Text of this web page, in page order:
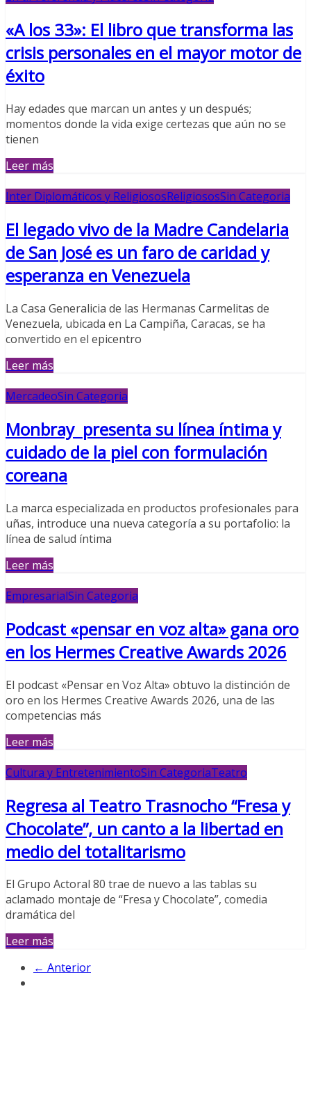
«A los 33»: El libro que transforma las
crisis personales en el mayor motor de
éxito
Hay edades que marcan un antes y un después;
momentos donde la vida exige certezas que aún no se
tienen
Leer más
Inter Diplomáticos y ReligiososReligiososSin Categoria
El legado vivo de la Madre Candelaria
de San José es un faro de caridad y
esperanza en Venezuela
La Casa Generalicia de las Hermanas Carmelitas de
Venezuela, ubicada en La Campiña, Caracas, se ha
convertido en el epicentro
Leer más
MercadeoSin Categoria
Monbray presenta su línea íntima y
cuidado de la piel con formulación
coreana
La marca especializada en productos profesionales para
uñas, introduce una nueva categoría a su portafolio: la
línea de salud íntima
Leer más
EmpresarialSin Categoria
Podcast «pensar en voz alta» gana oro
en los Hermes Creative Awards 2026
El podcast «Pensar en Voz Alta» obtuvo la distinción de
oro en los Hermes Creative Awards 2026, una de las
competencias más
Leer más
Cultura y EntretenimientoSin CategoriaTeatro
Regresa al Teatro Trasnocho “Fresa y
Chocolate”, un canto a la libertad en
medio del totalitarismo
El Grupo Actoral 80 trae de nuevo a las tablas su
aclamado montaje de “Fresa y Chocolate”, comedia
dramática del
Leer más
← Anterior